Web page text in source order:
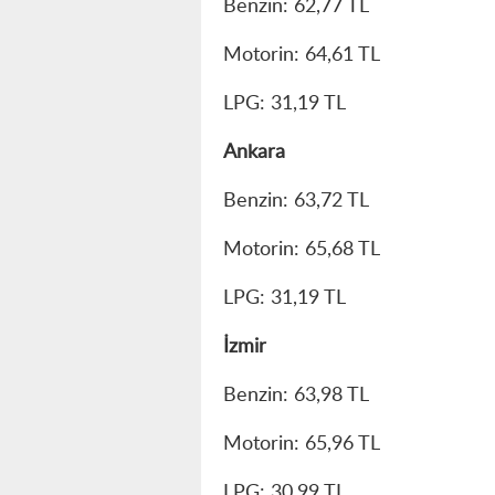
Benzin: 62,77 TL
Motorin: 64,61 TL
LPG: 31,19 TL
Ankara
Benzin: 63,72 TL
Motorin: 65,68 TL
LPG: 31,19 TL
İzmir
Benzin: 63,98 TL
Motorin: 65,96 TL